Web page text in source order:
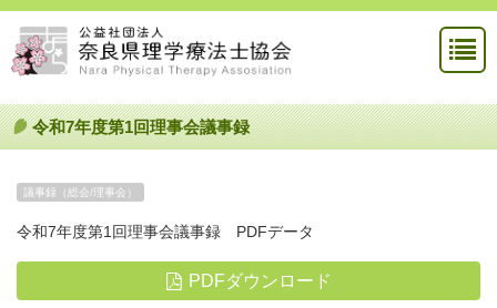
令和7年度第1回理事会議事録
議事録（総会/理事会）
令和7年度第1回理事会議事録 PDFデータ
PDFダウンロード